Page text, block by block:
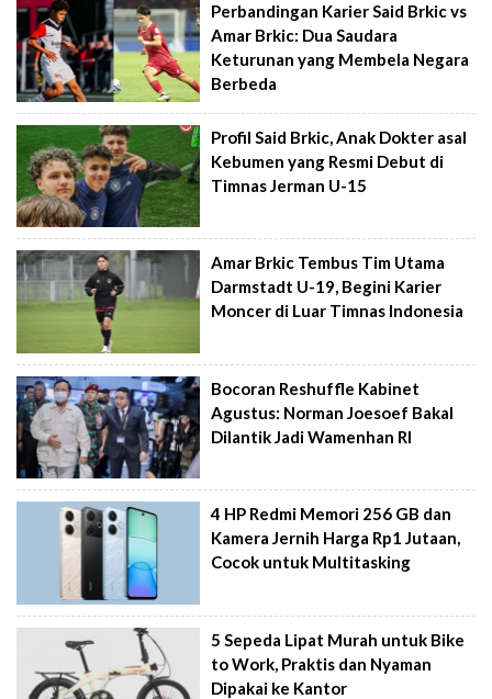
Perbandingan Karier Said Brkic vs
Amar Brkic: Dua Saudara
Keturunan yang Membela Negara
Berbeda
Profil Said Brkic, Anak Dokter asal
Kebumen yang Resmi Debut di
Timnas Jerman U-15
Amar Brkic Tembus Tim Utama
Darmstadt U-19, Begini Karier
Moncer di Luar Timnas Indonesia
Bocoran Reshuffle Kabinet
Agustus: Norman Joesoef Bakal
Dilantik Jadi Wamenhan RI
4 HP Redmi Memori 256 GB dan
Kamera Jernih Harga Rp1 Jutaan,
Cocok untuk Multitasking
5 Sepeda Lipat Murah untuk Bike
to Work, Praktis dan Nyaman
Dipakai ke Kantor